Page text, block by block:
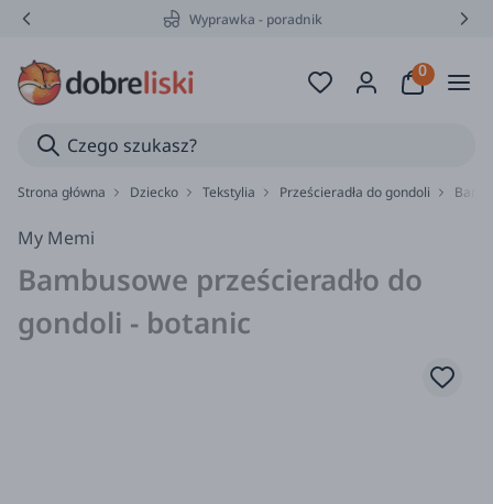
Wyprawka - poradnik
Strona główna Dziecko Tekstylia Prześcieradła do gondoli
My Memi
Bambusowe prześcieradło do
gondoli - botanic